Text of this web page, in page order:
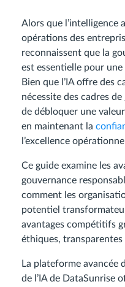
Alors que l’intelligence
opérations des
reconnaissent que la
est essentielle pour
Bien que l’IA offre des
nécessite des cadres
de débloquer une
en maintenant la
l’excellence
Ce guide examine les
gouvernance
comment les
potentiel
avantages compétitifs
éthiques, transparentes
La plateforme avancée
de l’IA de DataSunrise